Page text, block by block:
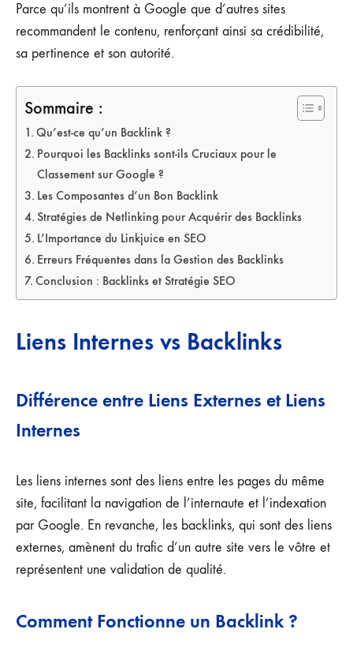
Parce qu’ils montrent à Google que d’autres sites
recommandent le contenu, renforçant ainsi sa crédibilité,
sa pertinence et son autorité.
Sommaire :
Qu’est-ce qu’un Backlink ?
Pourquoi les Backlinks sont-ils Cruciaux pour le
Classement sur Google ?
Les Composantes d’un Bon Backlink
Stratégies de Netlinking pour Acquérir des Backlinks
L’Importance du Linkjuice en SEO
Erreurs Fréquentes dans la Gestion des Backlinks
Conclusion : Backlinks et Stratégie SEO
Liens Internes vs Backlinks
Différence entre Liens Externes et Liens
Internes
Les liens internes sont des liens entre les pages du même
site, facilitant la navigation de l’internaute et l’indexation
par Google. En revanche, les backlinks, qui sont des liens
externes, amènent du trafic d’un autre site vers le vôtre et
représentent une validation de qualité.
Comment Fonctionne un Backlink ?